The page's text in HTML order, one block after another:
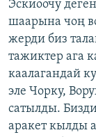
Эскиоочу
шаарына чоң
жерди биз
тажиктер ага
каалагандай
эле Чорку,
сатылды.
аракет кылды